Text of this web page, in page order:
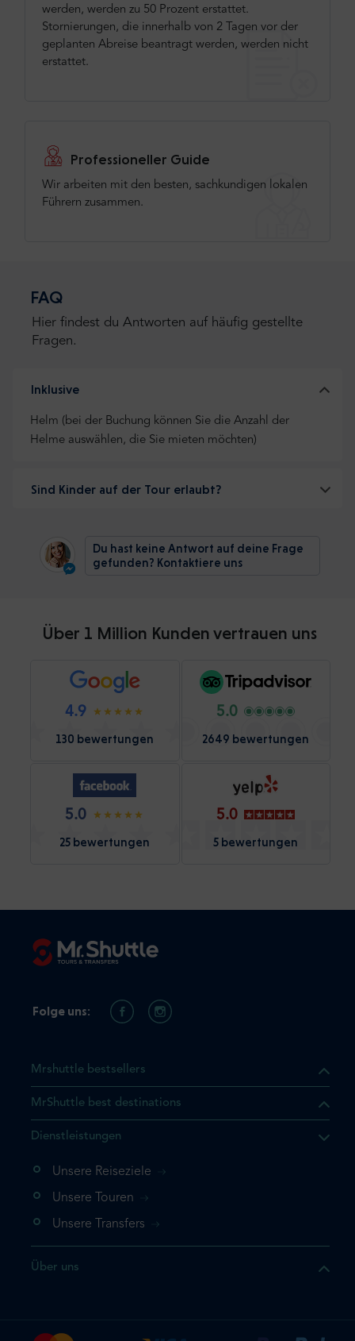
werden, werden zu 50 Prozent erstattet.
Stornierungen, die innerhalb von 2 Tagen vor der
geplanten Abreise beantragt werden, werden nicht
erstattet.
Professioneller Guide
Wir arbeiten mit den besten, sachkundigen lokalen
Führern zusammen.
FAQ
Hier findest du Antworten auf häufig gestellte
Fragen.
Inklusive
Helm (bei der Buchung können Sie die Anzahl der
Helme auswählen, die Sie mieten möchten)
Sind Kinder auf der Tour erlaubt?
Du hast keine Antwort auf deine Frage
gefunden? Kontaktiere uns
Über 1 Million Kunden vertrauen uns
4.9
130 bewertungen
5.0
2649 bewertungen
5.0
25 bewertungen
5.0
5 bewertungen
dass sich das Produkt, das
Warenkorb befindet.
einmal hinzufügen
ein weiteres Mal
Mrshuttle bestsellers
MrShuttle best destinations
Dienstleistungen
Unsere Reiseziele
Unsere Touren
Unsere Transfers
Über uns
Folge uns: